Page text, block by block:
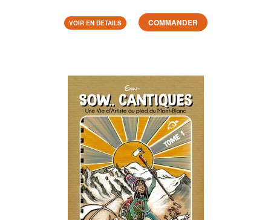
VOIR EN DETAILS COMMANDER